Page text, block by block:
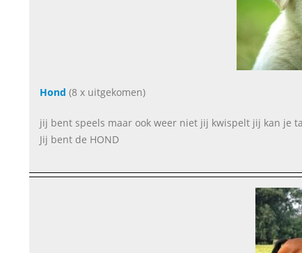
Hond (8 x uitgekomen)
jij bent speels maar ook weer niet jij kwispelt jij kan je
Jij bent de HOND